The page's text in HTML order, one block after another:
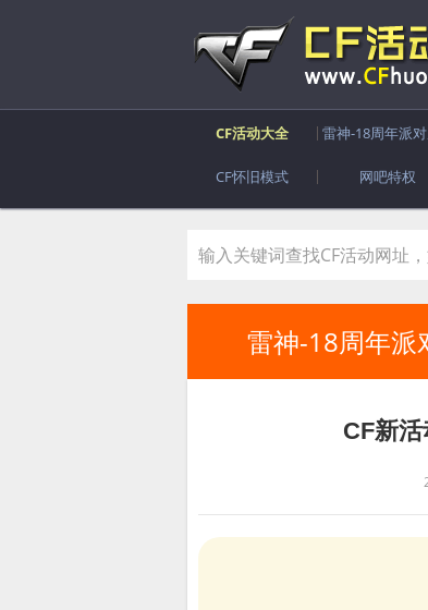
CF活动大全
CF怀旧模式 网吧特权
雷神-18周年派
CF新